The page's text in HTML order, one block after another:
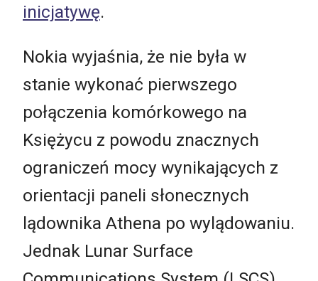
inicjatywę.
Nokia wyjaśnia, że nie była w
stanie wykonać pierwszego
połączenia komórkowego na
Księżycu z powodu znacznych
ograniczeń mocy wynikających z
orientacji paneli słonecznych
lądownika Athena po wylądowaniu.
Jednak Lunar Surface